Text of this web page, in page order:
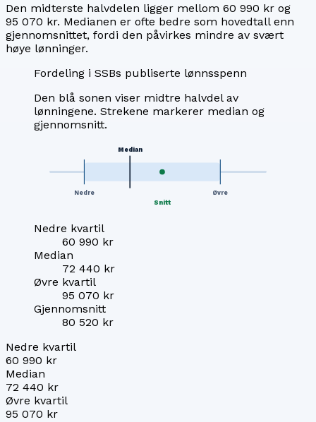
Den midterste halvdelen ligger mellom 60 990 kr og
95 070 kr. Medianen er ofte bedre som hovedtall enn
gjennomsnittet, fordi den påvirkes mindre av svært
høye lønninger.
Fordeling i SSBs publiserte lønnsspenn
Den blå sonen viser midtre halvdel av
lønningene. Strekene markerer median og
gjennomsnitt.
Nedre
Median
Øvre
Snitt
Nedre kvartil
60 990 kr
Median
72 440 kr
Øvre kvartil
95 070 kr
Gjennomsnitt
80 520 kr
Nedre kvartil
60 990 kr
Median
72 440 kr
Øvre kvartil
95 070 kr